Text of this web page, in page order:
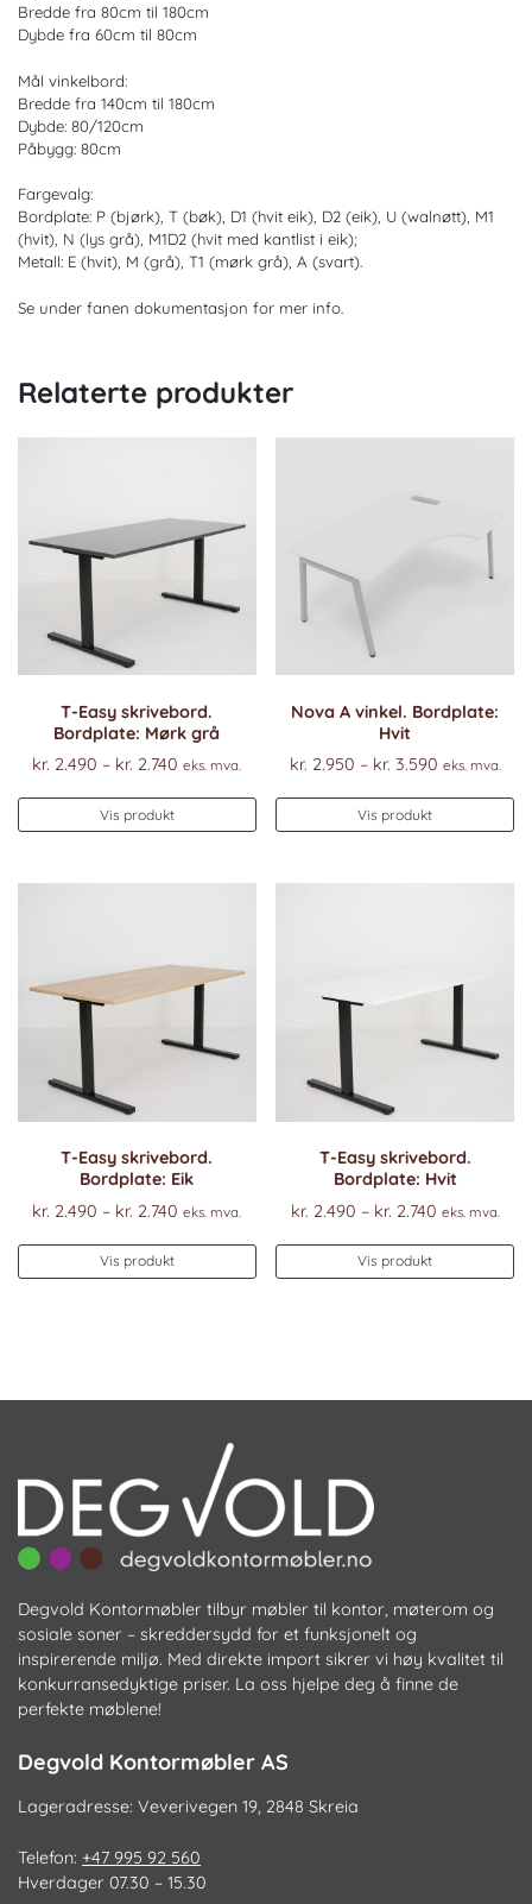
Bredde fra 80cm til 180cm
Dybde fra 60cm til 80cm
Mål vinkelbord:
Bredde fra 140cm til 180cm
Dybde: 80/120cm
Påbygg: 80cm
Fargevalg:
Bordplate: P (bjørk), T (bøk), D1 (hvit eik), D2 (eik), U (walnøtt), M1
(hvit), N (lys grå), M1D2 (hvit med kantlist i eik);
Metall: E (hvit), M (grå), T1 (mørk grå), A (svart).
Se under fanen dokumentasjon for mer info.
Relaterte produkter
T-Easy skrivebord.
Bordplate: Mørk grå
kr. 2.490 – kr. 2.740 Prisområde:
kr. 2.740
eks. mva.
Vis produkt
Dette
produktet
flere
produktsiden
Nova A vinkel. Bordplate:
Hvit
kr. 2.950 – kr. 3.590
kr. 3.590
eks. mva.
Vis produkt
T-Easy skrivebord.
Bordplate: Eik
kr. 2.490 – kr. 2.740 Prisområde:
kr. 2.740
eks. mva.
Vis produkt
Dette
produktet
kan
produktsiden
T-Easy skrivebord.
Bordplate: Hvit
kr. 2.490 – kr. 2.740Prisområde:
kr. 2.740
eks. mva.
Vis produkt
Degvold Kontormøbler tilbyr møbler til kontor, møterom og
sosiale soner – skreddersydd for et funksjonelt og
inspirerende miljø. Med direkte import sikrer vi høy kvalitet til
konkurransedyktige priser. La oss hjelpe deg å finne de
perfekte møblene!
Degvold Kontormøbler AS
Lageradresse: Veverivegen 19, 2848 Skreia
Telefon: +47 995 92 560
Hverdager 07.30 – 15.30